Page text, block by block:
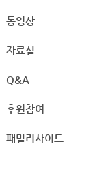
동영상
자료실
Q&A
후원참여
패밀리사이트